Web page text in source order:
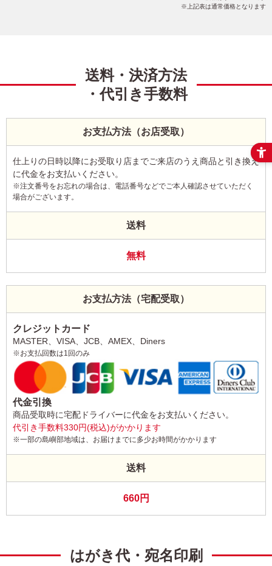
上記表は通常価格となります
送料・決済方法
・代引き手数料
お支払方法（お店受取）
仕上りの日時以降にお受取り店までご来店のうえ商品と引き換え
に代金をお支払いください。
※注文番号をお忘れの場合は、電話番号などでご本人確認させていただく
場合がございます。
送料
無料
お支払方法（宅配受取）
クレジットカード
MASTER、VISA、JCB、AMEX、Diners
※お支払回数は1回のみ
代金引換
商品受取時に宅配ドライバーに代金をお支払いください。
代引き手数料330円(税込)がかかります
※一部の島嶼部地域は、お届けまでに多少お時間がかかります
送料
660円
はがき代・宛名印刷